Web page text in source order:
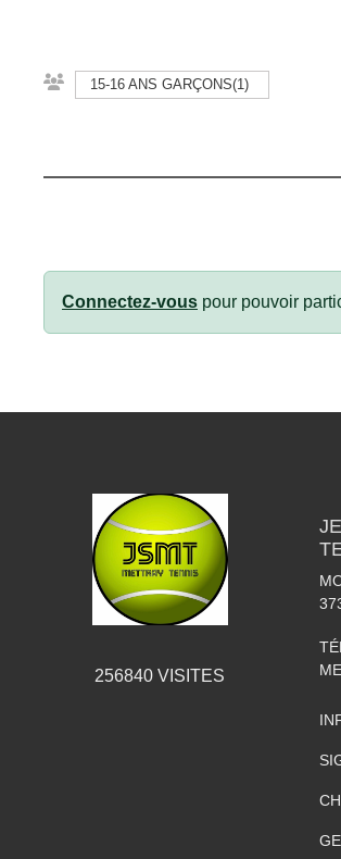
15-16 ANS GARÇONS(1)
Connectez-vous pour pouvoir
256840 VISITES